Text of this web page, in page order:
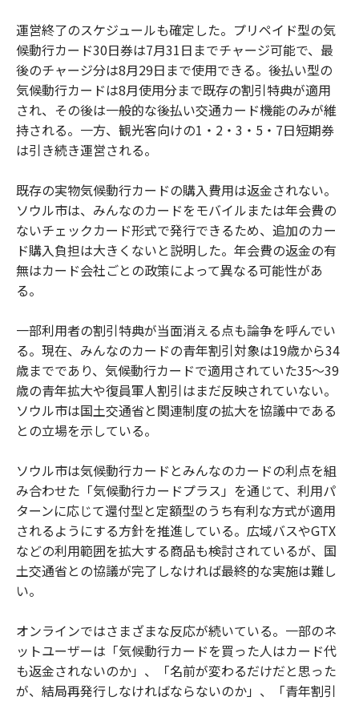
運営終了のスケジュールも確定した。プリペイド型の気
候動行カード30日券は7月31日までチャージ可能で、最
後のチャージ分は8月29日まで使用できる。後払い型の
気候動行カードは8月使用分まで既存の割引特典が適用
され、その後は一般的な後払い交通カード機能のみが維
持される。一方、観光客向けの1・2・3・5・7日短期券
は引き続き運営される。
既存の実物気候動行カードの購入費用は返金されない。
ソウル市は、みんなのカードをモバイルまたは年会費の
ないチェックカード形式で発行できるため、追加のカー
ド購入負担は大きくないと説明した。年会費の返金の有
無はカード会社ごとの政策によって異なる可能性があ
る。
一部利用者の割引特典が当面消える点も論争を呼んでい
る。現在、みんなのカードの青年割引対象は19歳から34
歳までであり、気候動行カードで適用されていた35〜39
歳の青年拡大や復員軍人割引はまだ反映されていない。
ソウル市は国土交通省と関連制度の拡大を協議中である
との立場を示している。
ソウル市は気候動行カードとみんなのカードの利点を組
み合わせた「気候動行カードプラス」を通じて、利用パ
ターンに応じて還付型と定額型のうち有利な方式が適用
されるようにする方針を推進している。広域バスやGTX
などの利用範囲を拡大する商品も検討されているが、国
土交通省との協議が完了しなければ最終的な実施は難し
い。
オンラインではさまざまな反応が続いている。一部のネ
ットユーザーは「気候動行カードを買った人はカード代
も返金されないのか」、「名前が変わるだけだと思った
が、結局再発行しなければならないのか」、「青年割引